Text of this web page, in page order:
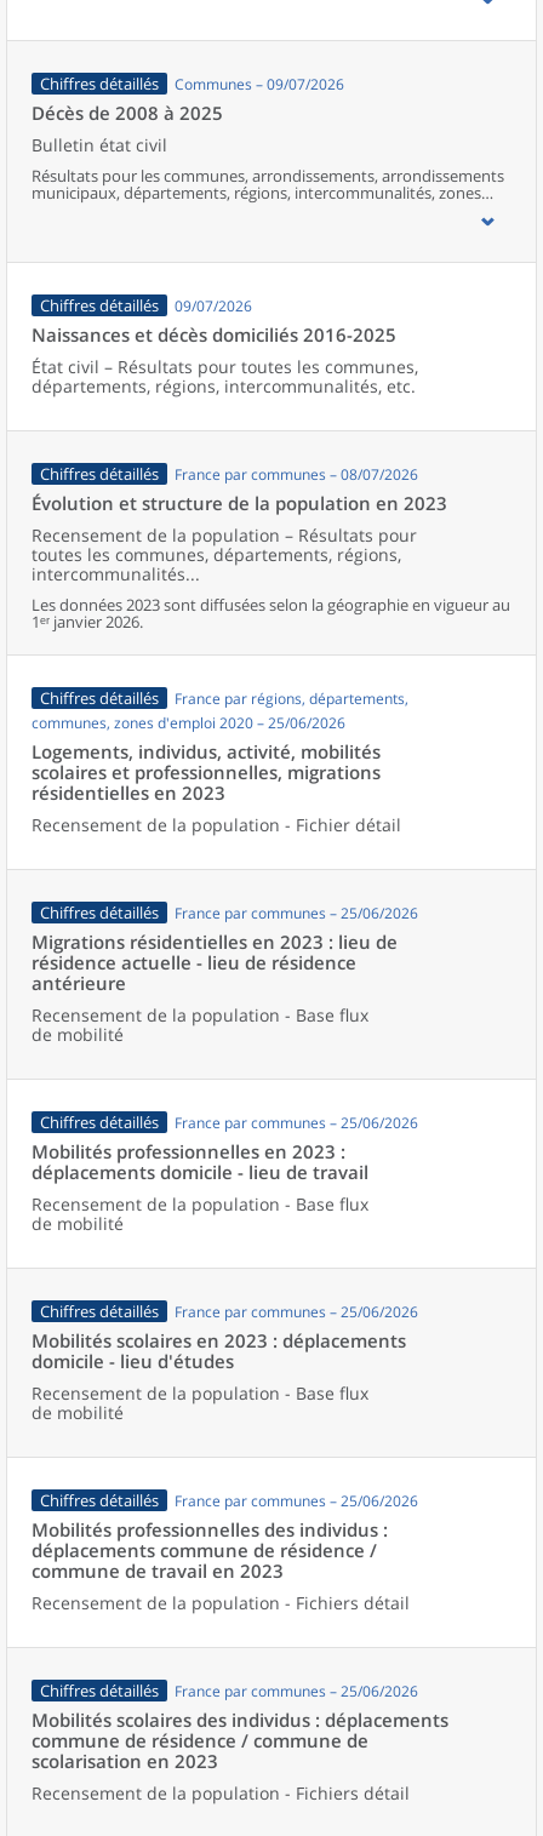
Chiffres détaillés Communes – 09/07/2026
Décès de 2008 à 2025
Bulletin état civil
Résultats pour les communes, arrondissements, arrondissements
municipaux, départements, régions, intercommunalités, zones
d’emploi, bassins de vie, unités urbaines et aires d’attraction des
Chiffres détaillés 09/07/2026
Naissances et décès domiciliés 2016-2025
État civil – Résultats pour toutes les communes,
départements, régions, intercommunalités, etc.
Chiffres détaillés France par communes – 08/07/2026
Évolution et structure de la population en 2023
Recensement de la population – Résultats pour
toutes les communes, départements, régions,
intercommunalités...
Les données 2023 sont diffusées selon la géographie en vigueur au
1ᵉʳ janvier 2026.
Chiffres détaillés
France par régions, départements,
communes, zones d'emploi 2020 – 25/06/2026
Logements, individus, activité, mobilités
scolaires et professionnelles, migrations
résidentielles en 2023
Recensement de la population - Fichier détail
Chiffres détaillés France par communes – 25/06/2026
Migrations résidentielles en 2023 : lieu de
résidence actuelle - lieu de résidence
antérieure
Recensement de la population - Base flux
de mobilité
Chiffres détaillés France par communes – 25/06/2026
Mobilités professionnelles en 2023 :
déplacements domicile - lieu de travail
Recensement de la population - Base flux
de mobilité
Chiffres détaillés France par communes – 25/06/2026
Mobilités scolaires en 2023 : déplacements
domicile - lieu d'études
Recensement de la population - Base flux
de mobilité
Chiffres détaillés France par communes – 25/06/2026
Mobilités professionnelles des individus :
déplacements commune de résidence /
commune de travail en 2023
Recensement de la population - Fichiers détail
Chiffres détaillés France par communes – 25/06/2026
Mobilités scolaires des individus : déplacements
commune de résidence / commune de
scolarisation en 2023
Recensement de la population - Fichiers détail